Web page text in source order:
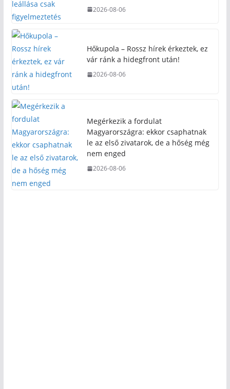
2026-08-06
Hőkupola – Rossz hírek érkeztek, ez
vár ránk a hidegfront után!
2026-08-06
Megérkezik a fordulat
Magyarországra: ekkor csaphatnak
le az első zivatarok, de a hőség még
nem enged
2026-08-06